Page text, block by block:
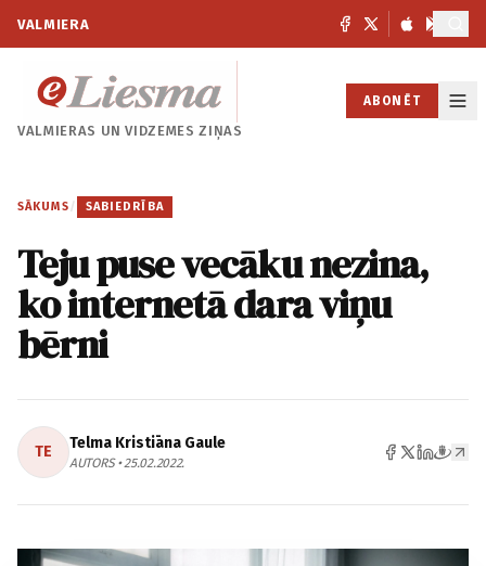
VALMIERA
VALMIERAS UNVIDZEMES ZIŅAS
ABONĒT
SĀKUMS / SABIEDRĪBA
Teju puse vecāku nezina,
ko internetā dara viņu
bērni
TE Telma Kristiāna Gaule
AUTORS • 25.02.2022.